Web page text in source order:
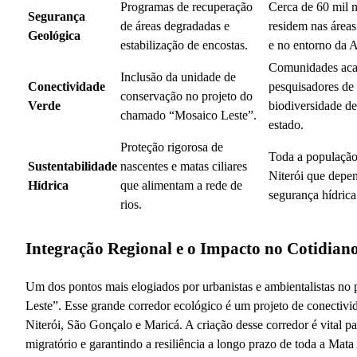
Segurança
Geológica
Programas de recuperação
de áreas degradadas e
estabilização de encostas.
Cerca de 60 mil
residem nas
e no entorno da
Conectividade
Verde
Inclusão da unidade de
conservação no projeto do
chamado “Mosaico Leste”.
Comunidades
pesquisadores de
biodiversidade
estado.
Sustentabilidade
Hídrica
Proteção rigorosa de
nascentes e matas ciliares
que alimentam a rede de
rios.
Toda a
Niterói que
segurança
Integração Regional e o Impacto no
Um dos pontos mais elogiados por urbanistas e ambientalistas
Leste”. Esse grande corredor ecológico é um projeto de
Niterói, São Gonçalo e Maricá. A criação desse corredor é vital
migratório e garantindo a resiliência a longo prazo de toda a